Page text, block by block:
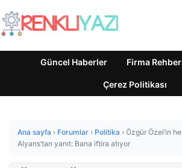
Güncel Haberler Firma
Çerez Politikası
Ana sayfa › Forumlar › Politika › Özgür Özel’in
Alyans’tan yanıt: Bana iftira atıyor